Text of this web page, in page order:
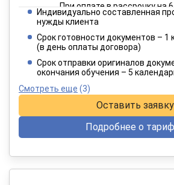
При оплате в рассрочку на
4 949 руб.
При оплате в рассрочку на
Индивидуально составленная
нужды клиента
Срок готовности документов – 1
(в день оплаты договора)
Срок отправки оригиналов
окончания обучения – 5
Смотреть еще (3)
Оставить заявку
Подробнее о